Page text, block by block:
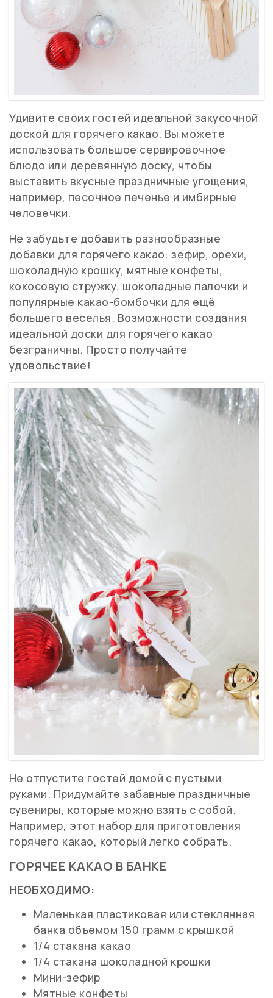
Удивите своих гостей идеальной закусочной
доской для горячего какао. Вы можете
использовать большое сервировочное
блюдо или деревянную доску, чтобы
выставить вкусные праздничные угощения,
например, песочное печенье и имбирные
человечки.
Не забудьте добавить разнообразные
добавки для горячего какао: зефир, орехи,
шоколадную крошку, мятные конфеты,
кокосовую стружку, шоколадные палочки и
популярные какао-бомбочки для ещё
большего веселья. Возможности создания
идеальной доски для горячего какао
безграничны. Просто получайте
удовольствие!
Не отпустите гостей домой с пустыми
руками. Придумайте забавные праздничные
сувениры, которые можно взять с собой.
Например, этот набор для приготовления
горячего какао, который легко собрать.
ГОРЯЧЕЕ КАКАО В БАНКЕ
НЕОБХОДИМО:
Маленькая пластиковая или стеклянная
банка объемом 150 грамм с крышкой
1/4 стакана какао
1/4 стакана шоколадной крошки
Мини-зефир
Мятные конфеты